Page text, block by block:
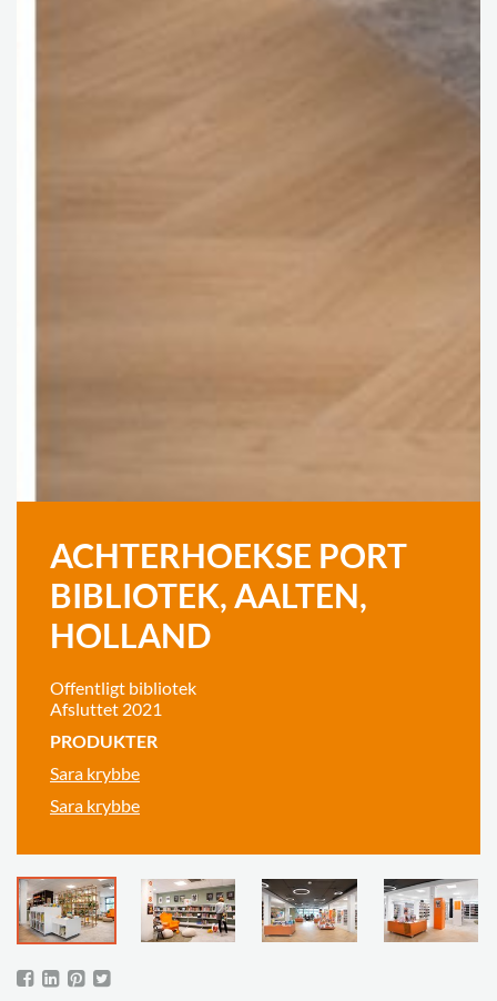
ACHTERHOEKSE PORT
BIBLIOTEK, AALTEN,
HOLLAND
Offentligt bibliotek
Afsluttet 2021
PRODUKTER
Sara krybbe
Sara krybbe